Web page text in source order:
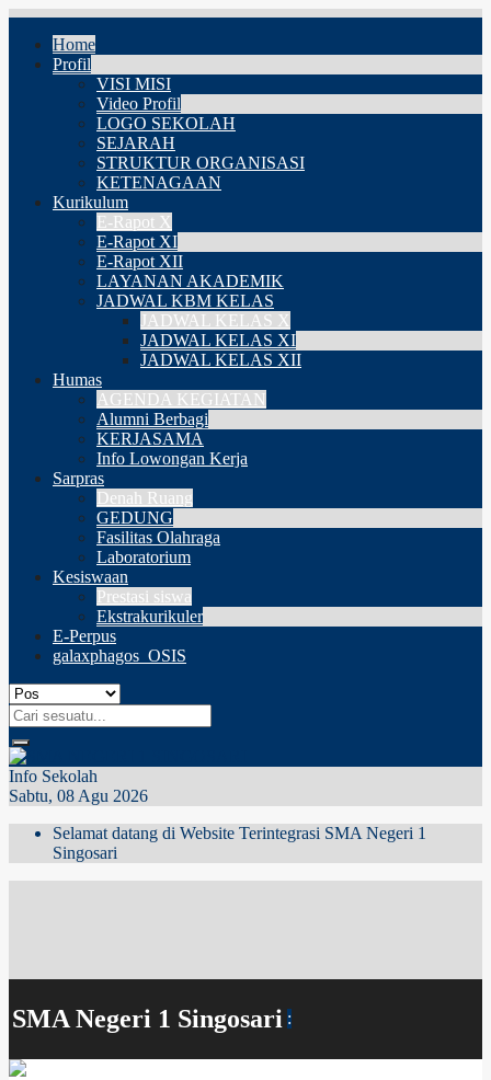
Home
Profil
VISI MISI
Video Profil
LOGO SEKOLAH
SEJARAH
STRUKTUR ORGANISASI
KETENAGAAN
Kurikulum
E-Rapot X
E-Rapot XI
E-Rapot XII
LAYANAN AKADEMIK
JADWAL KBM KELAS
JADWAL KELAS X
JADWAL KELAS XI
JADWAL KELAS XII
Humas
AGENDA KEGIATAN
Alumni Berbagi
KERJASAMA
Info Lowongan Kerja
Sarpras
Denah Ruang
GEDUNG
Fasilitas Olahraga
Laboratorium
Kesiswaan
Prestasi siswa
Ekstrakurikuler
E-Perpus
galaxphagos_OSIS
Info Sekolah
Sabtu, 08 Agu 2026
Selamat datang di Website Terintegrasi SMA Negeri 1
Singosari
SMA Negeri 1 Singosari :